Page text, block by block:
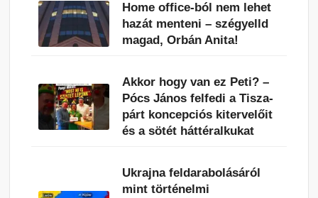
Home office-ból nem lehet
hazát menteni – szégyelld
magad, Orbán Anita!
Akkor hogy van ez Peti? –
Pócs János felfedi a Tisza-
párt koncepciós kitervelőit
és a sötét háttéralkukat
Ukrajna feldarabolásáról
mint történelmi